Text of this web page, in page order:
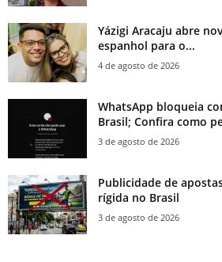
Yázigi Aracaju abre
espanhol para o...
4 de agosto de 2026
WhatsApp bloqueia
Brasil; Confira como
3 de agosto de 2026
Publicidade de
rígida no Brasil
3 de agosto de 2026